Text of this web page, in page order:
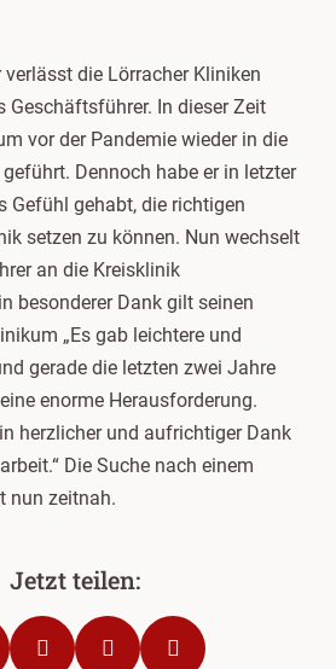
die Lörracher Kliniken
Geschäftsführer. In dieser Zeit
vor der Pandemie wieder in die
Dennoch habe er in letzter
Gefühl gehabt, die richtigen
setzen zu können. Nun wechselt
an die Kreisklinik
besonderer Dank gilt seinen
„Es gab leichtere und
gerade die letzten zwei Jahre
enorme Herausforderung.
herzlicher und aufrichtiger Dank
Die Suche nach einem
nun zeitnah.